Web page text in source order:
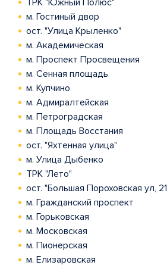
ТРК "Южный Полюс"
м. Гостиный двор
ост. "Улица Крыленко"
м. Академическая
м. Проспект Просвещения
м. Сенная площадь
м. Купчино
м. Адмиралтейская
м. Петроградская
м. Площадь Восстания
ост. "Яхтенная улица"
м. Улица Дыбенко
ТРК "Лето"
ост. "Большая Пороховская ул,
м. Гражданский проспект
м. Горьковская
м. Московская
м. Пионерская
м. Елизаровская